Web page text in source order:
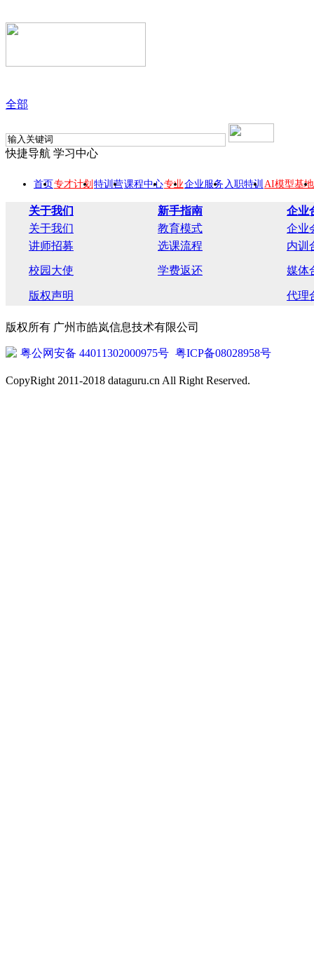
全部
快捷导航 学习中心
首页专才计划 特训营课程中心专业企业服务 入职特训 AI模型基地
关于我们 新手指南
企业
关于我们
教育模式
企业
讲师招募
选课流程 内训
校园大使 学费返还 媒体
版权声明 代理
版权所有 广州市皓岚信息技术有限公司
粤公网安备 44011302000975号 粤ICP备08028958号
CopyRight 2011-2018 dataguru.cn All Right Reserved.